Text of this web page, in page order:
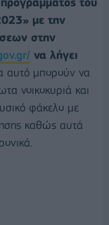
με την
στην
να λήγει
αυτό μπορούν να
νοικοκυριά και
φάκελο με
καθώς αυτά